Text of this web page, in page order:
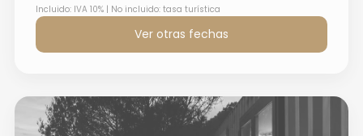
Incluido: IVA 10% | No incluido: tasa turística
Ver otras fechas